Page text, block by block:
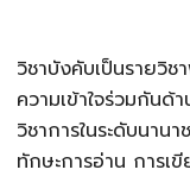
วิชาบังคับเป็นรายวิ
ความเข้าใจร่วมกันด้
วิชาการในระดับนาน
ทักษะการอ่าน การเ